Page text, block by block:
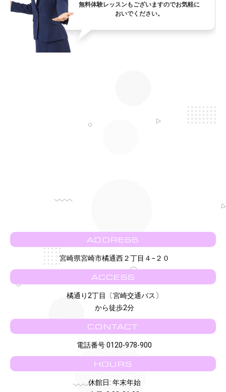
無料体験レッスンもございますのでお気軽に
おいでください。
ADDRESS
宮崎県宮崎市橘通西２丁目４−２０
ACCESS
橘通り2丁目〔宮崎交通バス〕
から徒歩2分
CONTACT
電話番号 0120-978-900
HOURS
休館日: 年末年始